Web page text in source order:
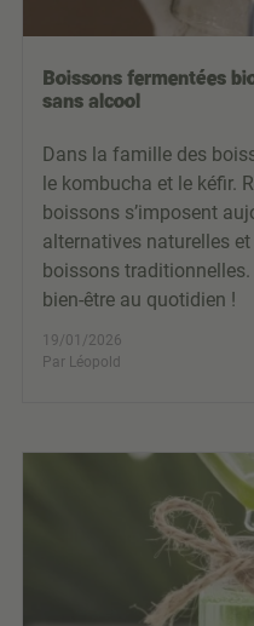
Boissons fermentées
sans alcool
Dans la famille des
le kombucha et le kéfir.
boissons s’imposent
alternatives naturelles
boissons traditionnelles.
bien-être au quotidien !
19/01/2026
Par Léopold